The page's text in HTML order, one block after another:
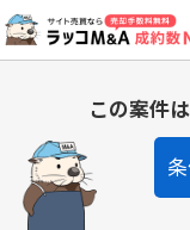
この案件